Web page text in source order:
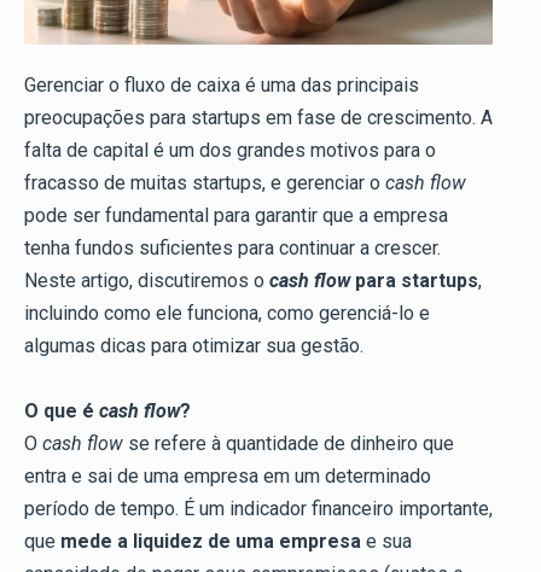
Gerenciar o fluxo de caixa é uma das principais
preocupações para startups em fase de crescimento. A
falta de capital é um dos grandes motivos para o
fracasso de muitas startups, e gerenciar o cash flow
pode ser fundamental para garantir que a empresa
tenha fundos suficientes para continuar a crescer.
Neste artigo, discutiremos o cash flowpara startups,
incluindo como ele funciona, como gerenciá-lo e
algumas dicas para otimizar sua gestão.
O que é cash flow?
O cash flow se refere à quantidade de dinheiro que
entra e sai de uma empresa em um determinado
período de tempo. É um indicador financeiro importante,
que mede a liquidez de uma empresa e sua